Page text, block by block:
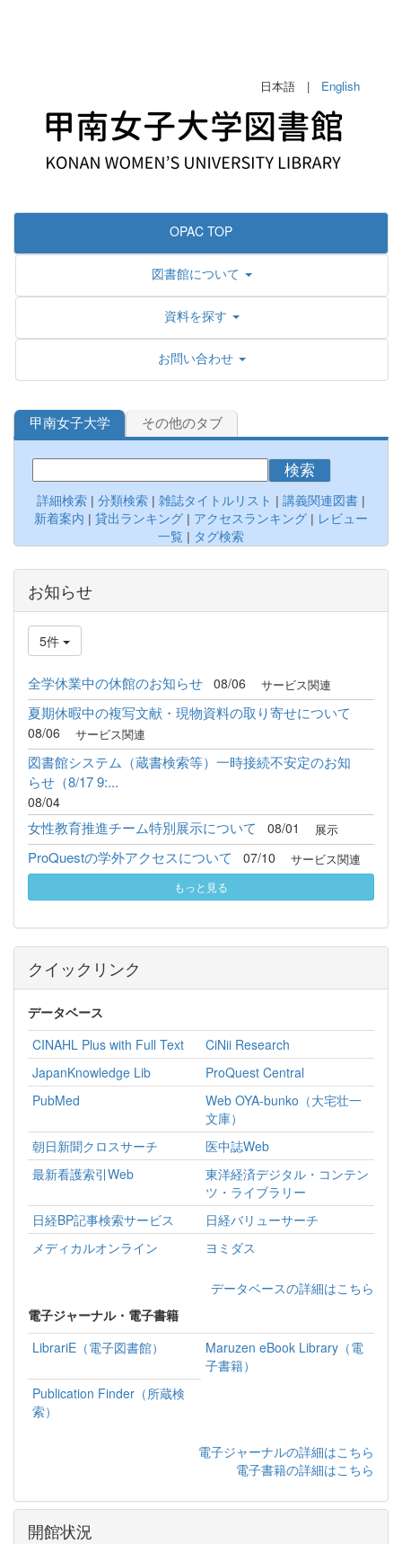
日本語 | English
OPAC TOP
図書館について
資料を探す
お問い合わせ
甲南女子大学 その他のタブ
検索
詳細検索 | 分類検索 | 雑誌タイトルリスト | 講義関連図書 |
新着案内 | 貸出ランキング | アクセスランキング | レビュー
一覧 | タグ検索
お知らせ
5件
全学休業中の休館のお知らせ 08/06 サービス関連
夏期休暇中の複写文献・現物資料の取り寄せについて
08/06 サービス関連
図書館システム（蔵書検索等）一時接続不安定のお知
らせ（8/17 9:...
08/04
女性教育推進チーム特別展示について 08/01 展示
ProQuestの学外アクセスについて 07/10 サービス関連
もっと見る
クイックリンク
データベース
CINAHL Plus with Full Text
CiNii Research
JapanKnowledge Lib
ProQuest Central
PubMed
Web OYA-bunko（大宅壮一
文庫）
朝日新聞クロスサーチ
医中誌Web
最新看護索引Web
東洋経済デジタル・コンテン
ツ・ライブラリー
日経BP記事検索サービス
日経バリューサーチ
メディカルオンライン
ヨミダス
データベースの詳細はこちら
電子ジャーナル・電子書籍
LibrariE（電子図書館）
Maruzen eBook Library（電
子書籍）
Publication Finder（所蔵検
索）
電子ジャーナルの詳細はこちら
電子書籍の詳細はこちら
開館状況